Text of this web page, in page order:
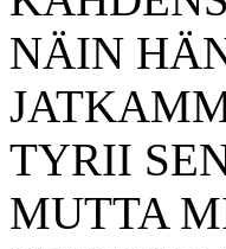
NÄIN
TYRII
MUTTA